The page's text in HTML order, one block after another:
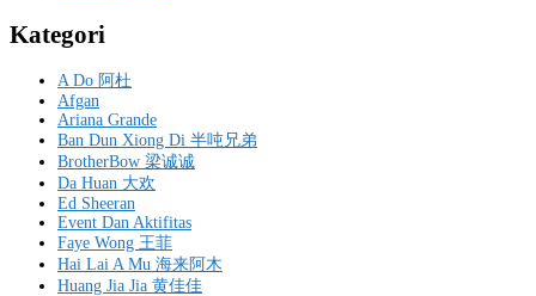
Kategori
A Do 阿杜
Afgan
Ariana Grande
Ban Dun Xiong Di 半吨兄弟
BrotherBow 梁诚诚
Da Huan 大欢
Ed Sheeran
Event Dan Aktifitas
Faye Wong 王菲
Hai Lai A Mu 海来阿木
Huang Jia Jia 黄佳佳